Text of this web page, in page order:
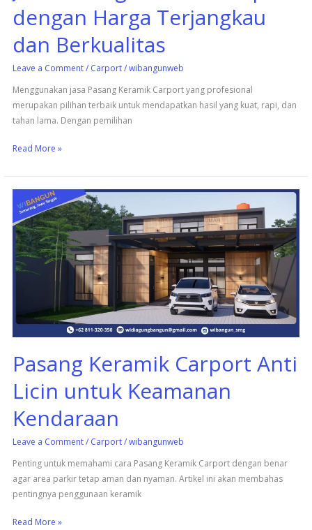
dengan Harga Terjangkau
dan Berkualitas
Leave a Comment / Carport/wibangunweb
Menggunakan jasa Pasang Keramik Carport yang profesional
merupakan pilihan terbaik untuk mendapatkan hasil yang kuat, rapi, dan
tahan lama. Dengan pemilihan
Read More »
Pasang Keramik Carport Anti
Licin untuk Keamanan
Kendaraan
Leave a Comment / Carport/wibangunweb
Penting untuk memahami cara Pasang Keramik Carport dengan benar
agar area parkir tetap aman dan nyaman. Artikel ini akan membahas
pentingnya penggunaan keramik
Pasang
Keramik
Carport
Anti
Licin
untuk
Read More »